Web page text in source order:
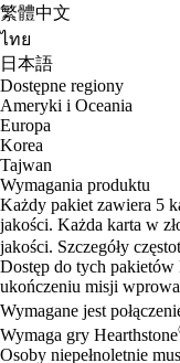
繁體中文
ไทย
日本語
Dostępne regiony
Ameryki i Oceania
Europa
Korea
Tajwan
Wymagania produktu
Każdy pakiet zawiera 5
jakości. Każda karta w
jakości. Szczegóły
Dostęp do tych pakietów
ukończeniu misji
Wymagane jest
Wymaga gry Hearthstone
Osoby niepełnoletnie